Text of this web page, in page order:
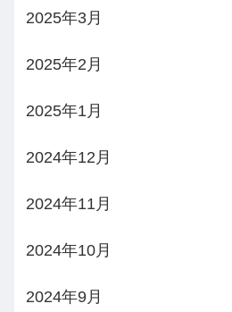
2025年3月
2025年2月
2025年1月
2024年12月
2024年11月
2024年10月
2024年9月